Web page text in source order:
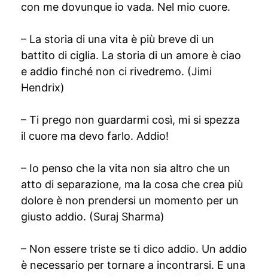
con me dovunque io vada. Nel mio cuore.
– La storia di una vita è più breve di un
battito di ciglia. La storia di un amore è ciao
e addio finché non ci rivedremo. (Jimi
Hendrix)
– Ti prego non guardarmi così, mi si spezza
il cuore ma devo farlo. Addio!
– Io penso che la vita non sia altro che un
atto di separazione, ma la cosa che crea più
dolore è non prendersi un momento per un
giusto addio. (Suraj Sharma)
– Non essere triste se ti dico addio. Un addio
è necessario per tornare a incontrarsi. E una